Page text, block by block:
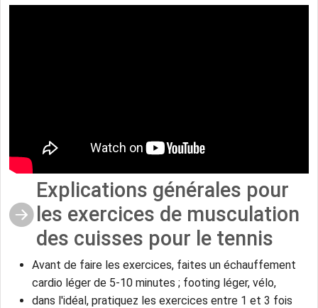
Explications générales pour
les exercices de musculation
des cuisses pour le tennis
Avant de faire les exercices, faites un échauffement
cardio léger de 5-10 minutes ; footing léger, vélo,
dans l'idéal, pratiquez les exercices entre 1 et 3 fois